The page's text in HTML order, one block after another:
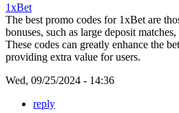
1xBet
The best promo codes for 1xBet are
bonuses, such as large deposit
These codes can greatly enhance the
providing extra value for users.
Wed, 09/25/2024 - 14:36
reply